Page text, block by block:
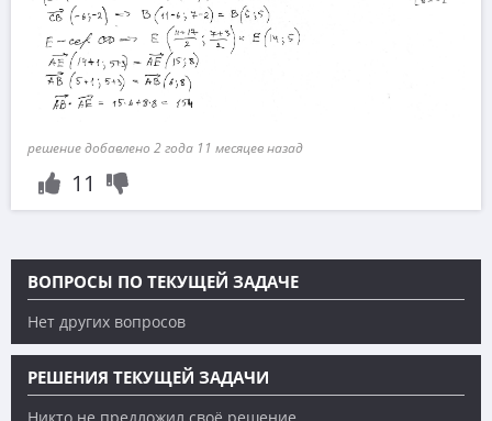
решение добавлено 2 года 11 месяцев назад
11
ВОПРОСЫ ПО ТЕКУЩЕЙ ЗАДАЧЕ
Нет других вопросов
РЕШЕНИЯ ТЕКУЩЕЙ ЗАДАЧИ